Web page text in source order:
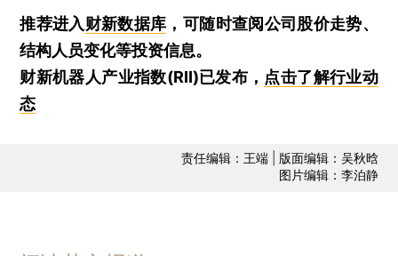
推荐进入财新数据库 ，可随时查阅公司股价走势、
结构人员变化等投资信息。
财新机器人产业指数(RII)已发布， 点击了解行业动
态
责任编辑：王端 | 版面编辑：吴秋晗
图片编辑：李泊静